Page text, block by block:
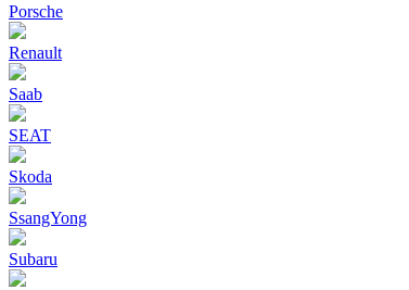
Porsche
Renault
Saab
SEAT
Skoda
SsangYong
Subaru